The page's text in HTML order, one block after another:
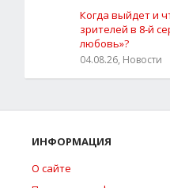
Когда выйдет и
зрителей в 8-й
любовь»?
04.08.26, Новости
ИНФОРМАЦИЯ
О сайте